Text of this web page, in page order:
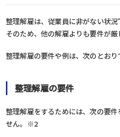
整理解雇は、従業員に非がない状況
そのため、他の解雇よりも要件が厳
整理解雇の要件や例は、次のとおり
整理解雇の要件
整理解雇をするためには、次の要
せん。 ※2